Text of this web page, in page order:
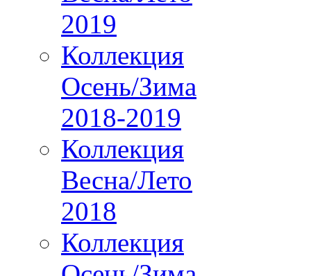
2019
Коллекция
Осень/Зима
2018-2019
Коллекция
Весна/Лето
2018
Коллекция